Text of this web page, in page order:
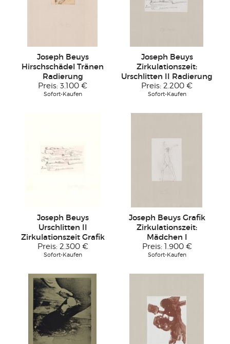
Joseph Beuys
Hirschschädel Tränen
Radierung
Preis: 3.100 €
Sofort-Kaufen
Joseph Beuys
Zirkulationszeit:
Urschlitten II Radierung
Preis: 2.200 €
Sofort-Kaufen
Joseph Beuys
Urschlitten II
Zirkulationszeit Grafik
Preis: 2.300 €
Sofort-Kaufen
Joseph Beuys Grafik
Zirkulationszeit:
Mädchen I
Preis: 1.900 €
Sofort-Kaufen